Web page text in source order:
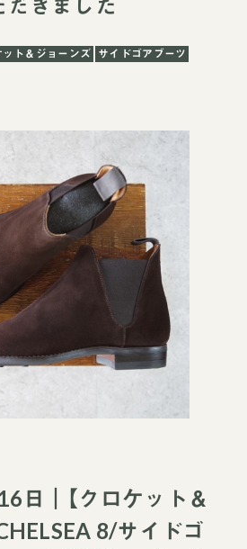
ト＆ジョーンズ サイドゴアブーツ
日｜【クロケット＆
8/サイドゴ